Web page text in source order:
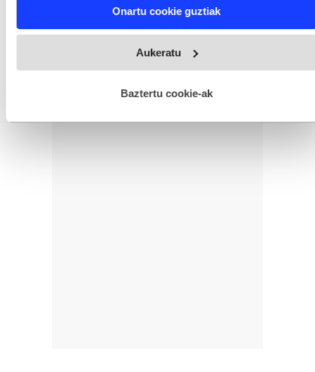
and set your preferences in thedetails section
fitxategiak erabiltzen ditu. Zure esperientzia eta zerbitzuak
esplizitua ematen diguzu.Gehiago irakurri
Onartu cookie guztiak
Aukeratu
Baztertu cookie-ak